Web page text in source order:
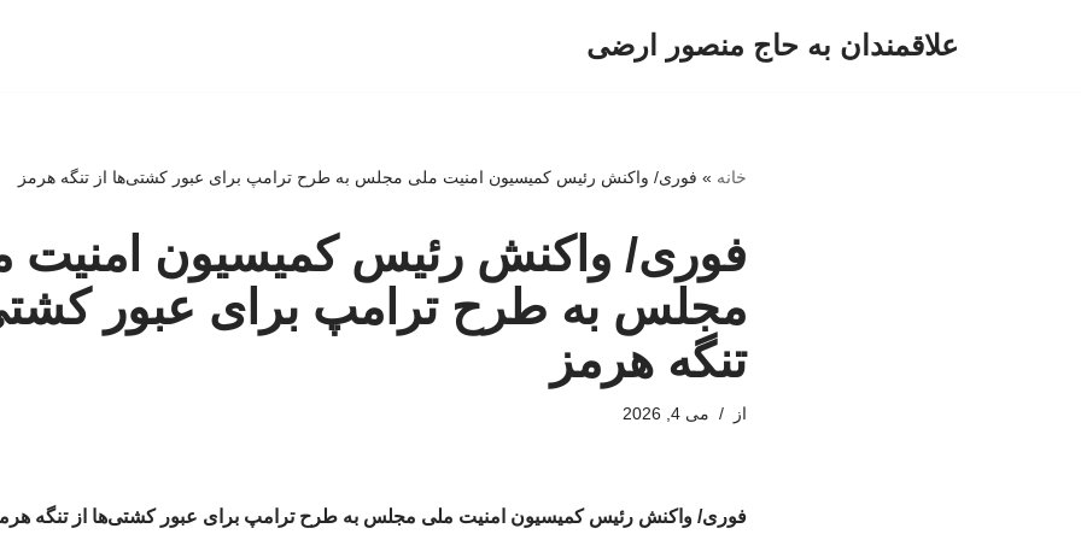
علاقمندان به حاج منصور ارضی
خانه » فوری/ واکنش رئیس کمیسیون امنیت ملی مجلس به طرح ترامپ برای عبور کشتی‌ها از تنگه هرمز
فوری/ واکنش رئیس کمیسیون امنیت
مجلس به طرح ترامپ برای عبور
تنگه هرمز
از می 4, 2026
فوری/ واکنش رئیس کمیسیون امنیت ملی مجلس به طرح ترامپ برای عبور کشتی‌ها از تنگه